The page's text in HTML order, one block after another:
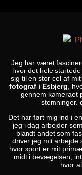
Jeg har været
hvor det hele
sig til en stor del af
fotograf i Esbjerg ,
gennem kameraet
stemninger,
Det har ført mig ind i
jeg i dag arbejder som
blandt andet som
driver jeg mit arbejde
hvor sport er mit
midt i bevægelsen,
hvor